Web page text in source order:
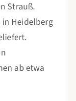
Strauß.
Heidelberg
ab etwa